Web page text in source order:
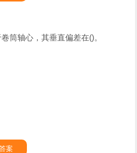
筒轴心，其垂直偏差在()。
案